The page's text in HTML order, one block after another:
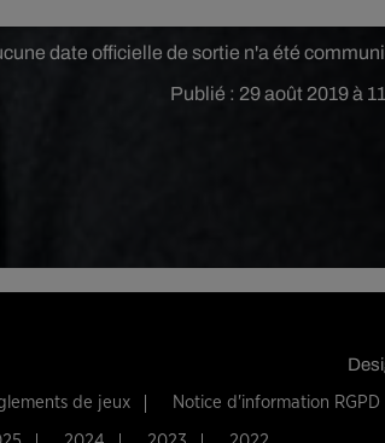
Publié : 29 août 2019 à
date officielle de sortie n'a été
de jeux Notice d'information RGPD